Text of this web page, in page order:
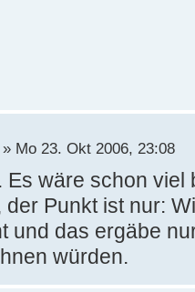
» Mo 23. Okt 2006, 23:08
Es wäre schon
Punkt ist nur:
und das ergäbe
würden.